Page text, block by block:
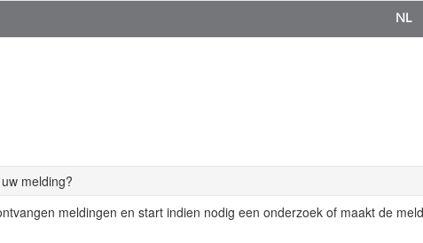
NL
melding?
meldingen en start indien nodig een onderzoek of maakt de